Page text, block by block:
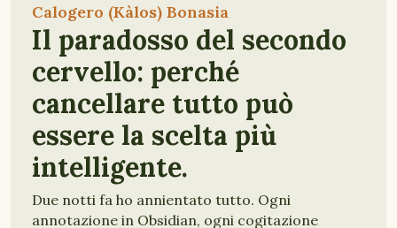
Calogero (Kàlos) Bonasia
Il paradosso del secondo
cervello: perché
cancellare tutto può
essere la scelta più
intelligente.
Due notti fa ho annientato tutto. Ogni
annotazione in Obsidian, ogni cogitazione